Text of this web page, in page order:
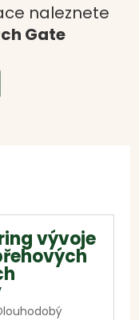
naleznete
Gate
vývoje